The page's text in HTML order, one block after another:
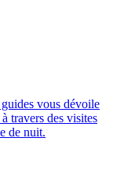
vous dévoile
travers des visites
de nuit.